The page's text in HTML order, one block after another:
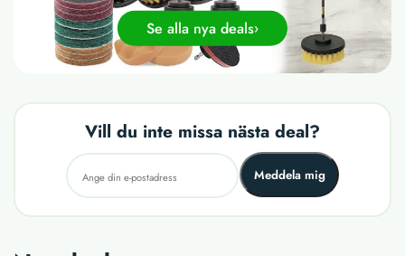
Se alla nya deals
Vill du inte missa nästa deal?
Meddela mig